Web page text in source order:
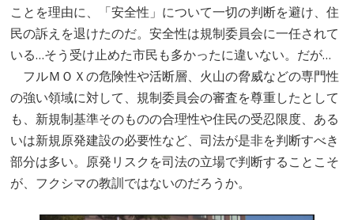
ことを理由に、「安全性」について一切の判断を避け、住
民の訴えを退けたのだ。安全性は規制委員会に一任されて
いる…そう受け止めた市民も多かったに違いない。だが…
フルＭＯＸの危険性や活断層、火山の脅威などの専門性
の強い領域に対して、規制委員会の審査を尊重したとして
も、新規制基準そのものの合理性や住民の受忍限度、ある
いは新規原発建設の必要性など、司法が是非を判断すべき
部分は多い。原発リスクを司法の立場で判断することこそ
が、フクシマの教訓ではないのだろうか。